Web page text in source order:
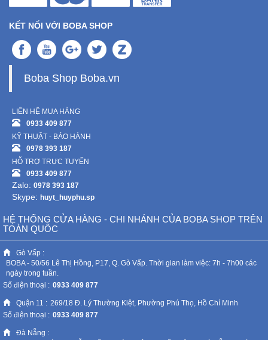
KẾT NỐI VỚI BOBA SHOP
Boba Shop Boba.vn
LIÊN HỆ MUA HÀNG
0933 409 877
KỸ THUẬT - BẢO HÀNH
0978 393 187
HỖ TRỢ TRỰC TUYẾN
0933 409 877
Zalo: 0978 393 187
Skype: huyt_huyphu.sp
HỆ THỐNG CỬA HÀNG - CHI NHÁNH CỦA BOBA SHOP TRÊN
TOÀN QUỐC
Gò Vấp :
BOBA - 50/56 Lê Thị Hồng, P17, Q. Gò Vấp. Thời gian làm việc: 7h - 7h00 các
ngày trong tuần.
Số điện thoại : 0933 409 877
Quận 11 : 269/18 Đ. Lý Thường Kiệt, Phường Phú Thọ, Hồ Chí Minh
Số điện thoại : 0933 409 877
Đà Nẵng :